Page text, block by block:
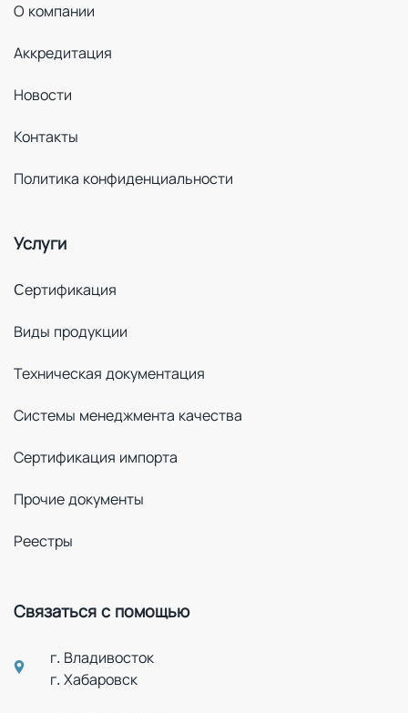
О компании
Аккредитация
Новости
Контакты
Политика конфиденциальности
Услуги
Cертификация
Виды продукции
Техническая документация
Системы менеджмента качества
Сертификация импорта
Прочие документы
Реестры
Связаться с помощью
г. Владивосток
г. Хабаровск